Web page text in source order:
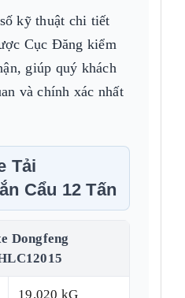
kỹ thuật chi tiết
Cục Đăng kiểm
giúp quý khách
và chính xác nhất
Tải
Cẩu 12 Tấn
Dongfeng
19.020 kG